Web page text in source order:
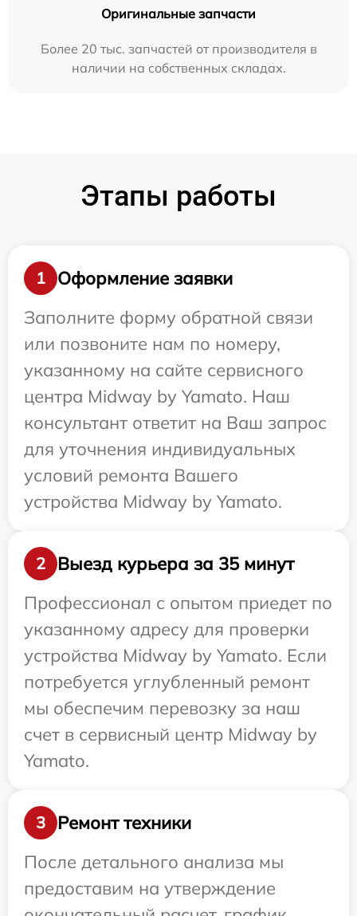
Оригинальные запчасти
Более 20 тыс. запчастей от производителя в
наличии на собственных складах.
Этапы работы
1
Оформление заявки
Заполните форму обратной связи
или позвоните нам по номеру,
указанному на сайте сервисного
центра Midway by Yamato. Наш
консультант ответит на Ваш запрос
для уточнения индивидуальных
условий ремонта Вашего
устройства Midway by Yamato.
2
Выезд курьера за 35 минут
Профессионал с опытом приедет по
указанному адресу для проверки
устройства Midway by Yamato. Если
потребуется углубленный ремонт
мы обеспечим перевозку за наш
счет в сервисный центр Midway by
Yamato.
3
Ремонт техники
После детального анализа мы
предоставим на утверждение